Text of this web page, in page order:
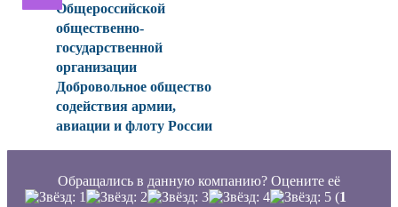
Общероссийской
общественно-
государственной
организации
Добровольное общество
содействия армии,
авиации и флоту России
Обращались в данную компанию? Оцените её
(1